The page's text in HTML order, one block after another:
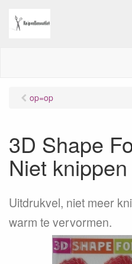
op=op
3D Shape
Niet
Uitdrukvel, niet meer
warm te vervormen.